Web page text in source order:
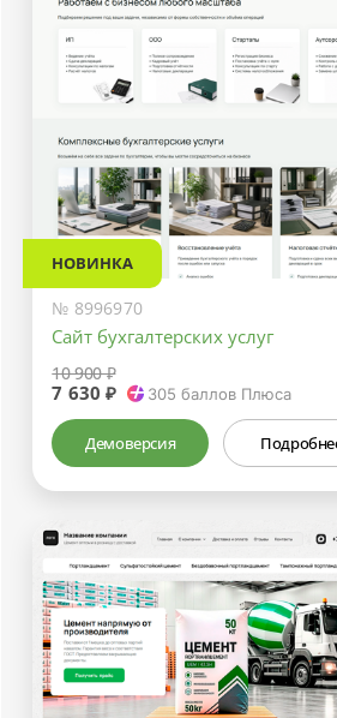
НОВИНКА
№ 8996970
Сайт бухгалтерских услуг
10 900 ₽
7 630 ₽ 305 баллов Плюса
Демоверсия